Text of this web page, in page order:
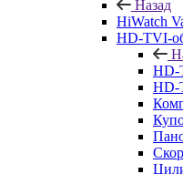
Назад
HiWatch
HD-TVI-
HD-
HD-